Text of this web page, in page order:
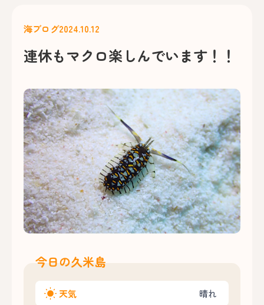
海ブログ2024.10.12
連休もマクロ楽しんでいます！！
今日の久米島
天気 晴れ